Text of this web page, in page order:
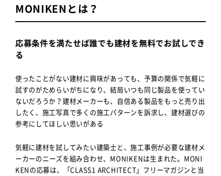
MONIKENとは？
応募条件を満たせば誰でも建材を無料でお試しでき
る
使ったことがない建材に興味があっても、予算の関係で気軽に
試すのがためらいがちになり、結局いつも同じ製品を使ってい
ないだろうか？建材メーカーも、自信ある製品をもっと売り出
したく、施工写真で多くの施工パターンを訴求し、建材選びの
参考にしてほしい思いがある
気軽に建材を試してみたい建築士と、施工事例が必要な建材メ
ーカーのニーズを組み合わせ、MONIKENは生まれた。MONI
KENの応募は、「CLASS1 ARCHITECT」フリーマガジンと当